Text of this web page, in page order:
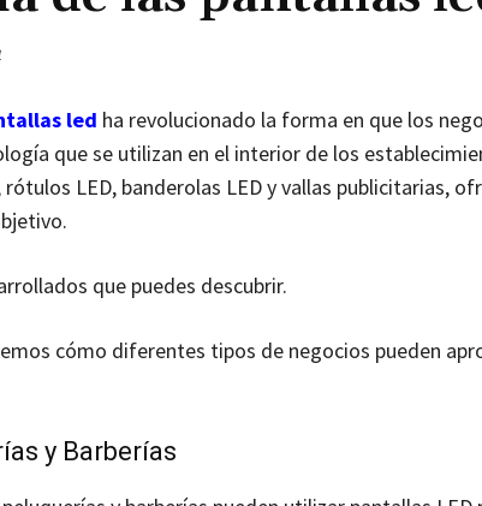
led ha revolucionado la forma en que los
que se utilizan en el interior de los
LED, banderolas LED y vallas publicitarias,
que puedes descubrir.
cómo diferentes tipos de negocios pueden
y Barberías